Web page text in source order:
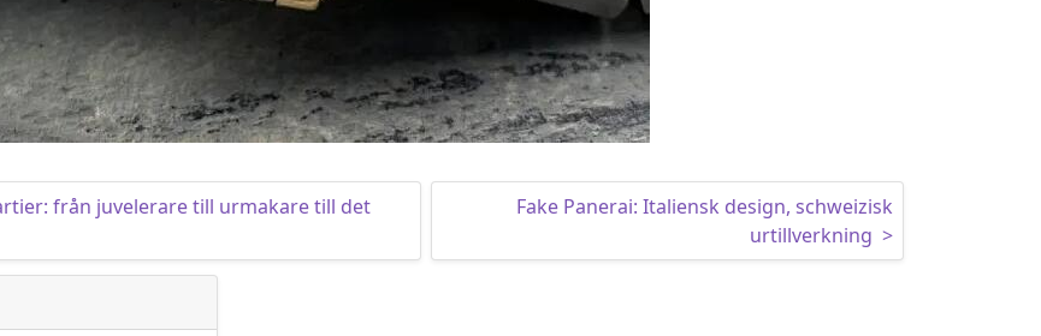
från juvelerare till urmakare till det
Fake Panerai: Italiensk design, schweizisk
urtillverkning >